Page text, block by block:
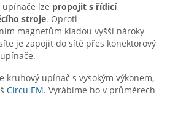
lze propojit s řídicí
stroje. Oproti
magnetům kladou vyšší nároky
je zapojit do sítě přes konektorový
kruhový upínač s vysokým výkonem,
Circu EM. Vyrábíme ho v průměrech